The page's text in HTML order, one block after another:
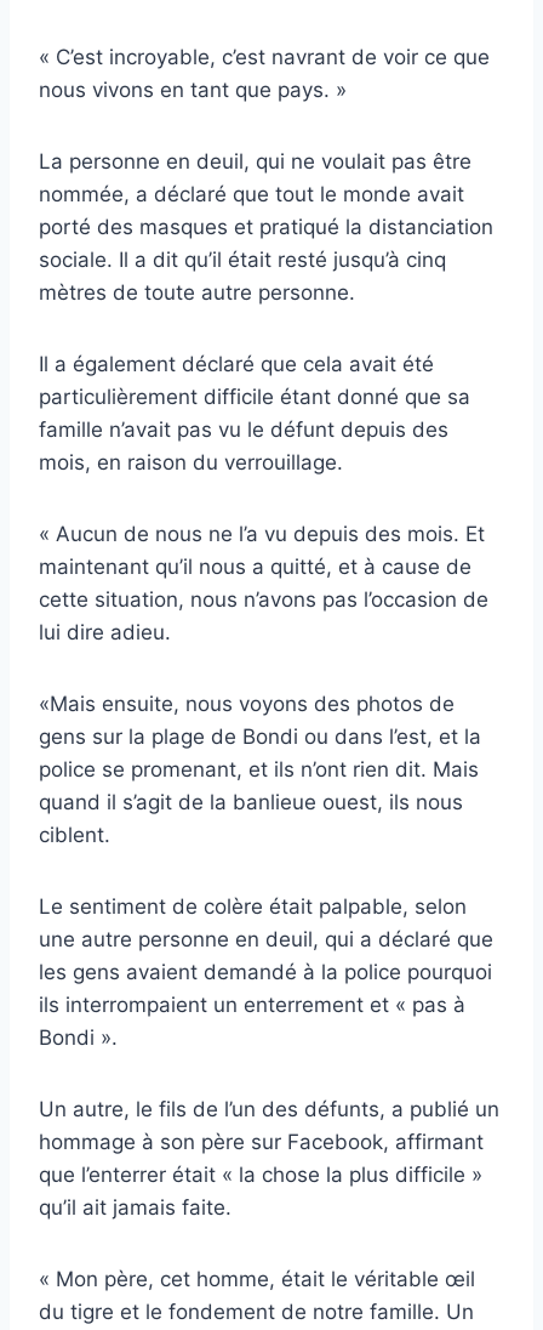
« C’est incroyable, c’est navrant de voir ce que
nous vivons en tant que pays. »
La personne en deuil, qui ne voulait pas être
nommée, a déclaré que tout le monde avait
porté des masques et pratiqué la distanciation
sociale. Il a dit qu’il était resté jusqu’à cinq
mètres de toute autre personne.
Il a également déclaré que cela avait été
particulièrement difficile étant donné que sa
famille n’avait pas vu le défunt depuis des
mois, en raison du verrouillage.
« Aucun de nous ne l’a vu depuis des mois. Et
maintenant qu’il nous a quitté, et à cause de
cette situation, nous n’avons pas l’occasion de
lui dire adieu.
«Mais ensuite, nous voyons des photos de
gens sur la plage de Bondi ou dans l’est, et la
police se promenant, et ils n’ont rien dit. Mais
quand il s’agit de la banlieue ouest, ils nous
ciblent.
Le sentiment de colère était palpable, selon
une autre personne en deuil, qui a déclaré que
les gens avaient demandé à la police pourquoi
ils interrompaient un enterrement et « pas à
Bondi ».
Un autre, le fils de l’un des défunts, a publié un
hommage à son père sur Facebook, affirmant
que l’enterrer était « la chose la plus difficile »
qu’il ait jamais faite.
« Mon père, cet homme, était le véritable œil
du tigre et le fondement de notre famille. Un